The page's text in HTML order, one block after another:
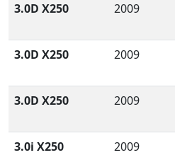
3.0D X250 2009
3.0D X250 2009
3.0D X250 2009
3.0i X250 2009